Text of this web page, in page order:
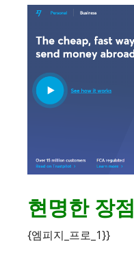
현명한 장점
{엠피지_프로_1}}